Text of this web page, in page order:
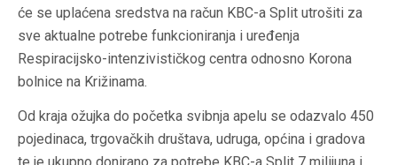
će se uplaćena sredstva na račun KBC-a Split utrošiti za
sve aktualne potrebe funkcioniranja i uređenja
Respiracijsko-intenzivističkog centra odnosno Korona
bolnice na Križinama.
Od kraja ožujka do početka svibnja apelu se odazvalo 450
pojedinaca, trgovačkih društava, udruga, općina i gradova